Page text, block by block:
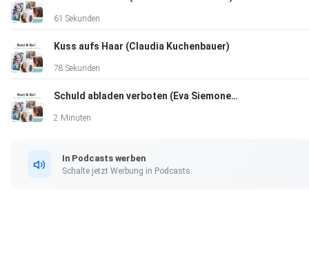
Unsere allgemeinen Datenschutzrichtlinien finden Sie unter
Kalifornien sind unter
https://art19.com/privacy#do-not-sell-my-info abrufbar.
61 Sekunden
Kuss aufs Haar (Claudia Kuchenbauer)
78 Sekunden
Schuld abladen verboten (Eva Siemoneit-Wanke)
2 Minuten
In Podcasts werben
Schalte jetzt Werbung in Podcasts.